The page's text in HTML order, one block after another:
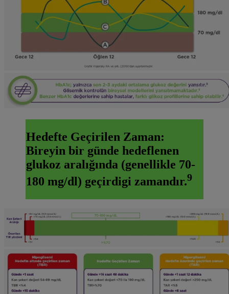
Hedefte Geçirilen Zaman:
Bireyin bir günde hedeflenen
glukoz aralığında (genellikle 70-
180 mg/dl) geçirdigi zamandır.9